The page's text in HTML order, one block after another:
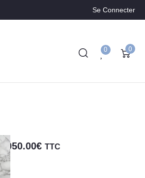
Se Connecter
0 0
1,050.00€ TTC